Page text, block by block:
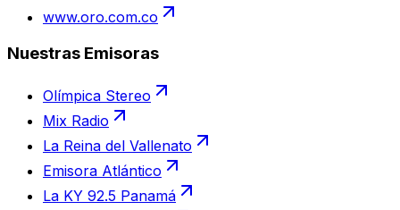
www.oro.com.co
Nuestras Emisoras
Olímpica Stereo
Mix Radio
La Reina del Vallenato
Emisora Atlántico
La KY 92.5 Panamá